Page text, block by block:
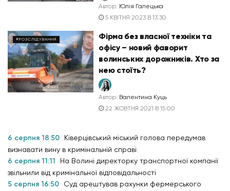
Автор: Юлія Галецька
5 КВІТНЯ 2023 В 13:30
#РОЗСЛІДУВАННЯ
Фірма без власної техніки та
офісу – новий фаворит
волинських дорожників. Хто за
нею стоїть?
Автор: Валентина Куць
22 ЖОВТНЯ 2021 В 15:00
6 серпня 18:50
Ківерцівський міський голова передумав
визнавати вину в кримінальній справі
6 серпня 11:11
На Волині директорку транспортної компанії
звільнили від кримінальної відповідальності
5 серпня 16:50
Суд арештував рахунки фермерського